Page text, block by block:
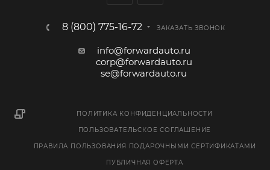
8 (800) 775-16-72 ЗАКАЗАТЬ ЗВОНОК
info@forwardauto.ru
corp@forwardauto.ru
se@forwardauto.ru
ПОЛИТИКА КОНФИДЕНЦИАЛЬНОСТИ
ПОЛЬЗОВАТЕЛЬСКОЕ СОГЛАШЕНИЕ
ПРАВИЛА ПОЛЬЗОВАНИЯ ПОДАРОЧНЫМИ СЕРТИФИКАТАМИ
ПУБЛИЧНАЯ ОФЕРТА